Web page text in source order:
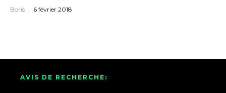
Boris · 6 février 2018
AVIS DE RECHERCHE: